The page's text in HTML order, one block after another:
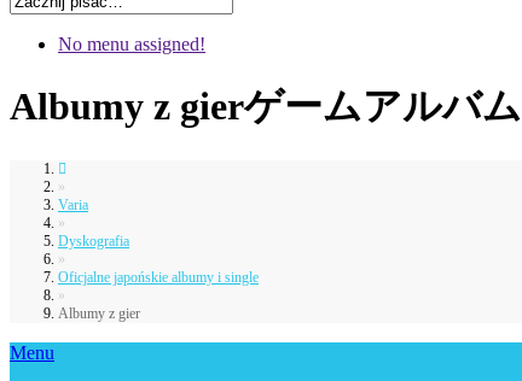
No menu assigned!
Albumy z gierゲームアルバム
»
Varia
»
Dyskografia
»
Oficjalne japońskie albumy i single
»
Albumy z gier
Menu